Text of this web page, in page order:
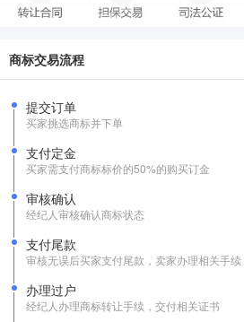
商标交易流程
提交订单
买家挑选商标并下单
支付定金
买家需支付商标标价的50%的购买订金
审核确认
经纪人审核确认商标状态
支付尾款
审核无误后买家支付尾款，卖家办理相关手续
办理过户
经纪人办理商标转让手续，交付相关证书